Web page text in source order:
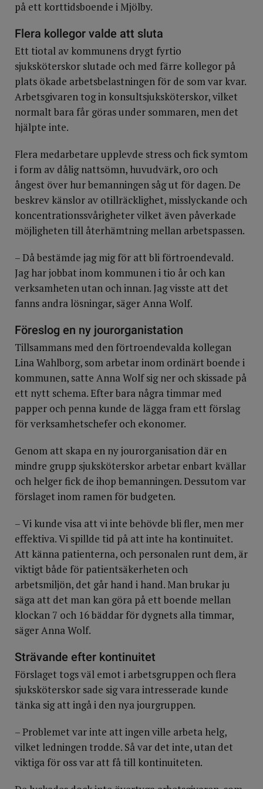
på ett korttidsboende i Mjölby.
Flera kollegor valde att sluta
Ett tiotal av kommunens drygt fyrtio
sjuksköterskor slutade och med färre kollegor på
plats ökade arbetsbelastningen för de som var kvar.
Arbetsgivaren tog in konsultsjuksköterskor, vilket
normalt bara får göras under sommaren, men det
hjälpte inte.
Flera medarbetare upplevde stress och fick symtom
i form av dålig nattsömn, huvudvärk, oro och
ångest över hur bemanningen såg ut för dagen. De
beskrev känslor av otillräcklighet, misslyckande och
koncentrationssvårigheter vilket även påverkade
möjligheten till återhämtning mellan arbetspassen.
– Då bestämde jag mig för att bli förtroendevald.
Jag har jobbat inom kommunen i tio år och kan
verksamheten utan och innan. Jag visste att det
fanns andra lösningar, säger Anna Wolf.
Föreslog en ny jourorganistation
Tillsammans med den förtroendevalda kollegan
Lina Wahlborg, som arbetar inom ordinärt boende i
kommunen, satte Anna Wolf sig ner och skissade på
ett nytt schema. Efter bara några timmar med
papper och penna kunde de lägga fram ett förslag
för verksamhetschefer och ekonomer.
Genom att skapa en ny jourorganisation där en
mindre grupp sjuksköterskor arbetar enbart kvällar
och helger fick de ihop bemanningen. Dessutom var
förslaget inom ramen för budgeten.
– Vi kunde visa att vi inte behövde bli fler, men mer
effektiva. Vi spillde tid på att inte ha kontinuitet.
Att känna patienterna, och personalen runt dem, är
viktigt både för patientsäkerheten och
arbetsmiljön, det går hand i hand. Man brukar ju
säga att det man kan göra på ett boende mellan
klockan 7 och 16 bäddar för dygnets alla timmar,
säger Anna Wolf.
Strävande efter kontinuitet
Förslaget togs väl emot i arbetsgruppen och flera
sjuksköterskor sade sig vara intresserade kunde
tänka sig att ingå i den nya jourgruppen.
– Problemet var inte att ingen ville arbeta helg,
vilket ledningen trodde. Så var det inte, utan det
viktiga för oss var att få till kontinuiteten.